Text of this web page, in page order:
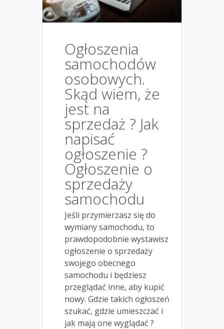
Ogłoszenia
samochodów
osobowych.
Skąd wiem, że
jest na
sprzedaż ? Jak
napisać
ogłoszenie ?
Ogłoszenie o
sprzedaży
samochodu
Jeśli przymierzasz się do
wymiany samochodu, to
prawdopodobnie wystawisz
ogłoszenie o sprzedaży
swojego obecnego
samochodu i będziesz
przeglądać inne, aby kupić
nowy. Gdzie takich ogłoszeń
szukać, gdzie umieszczać i
jak mają one wyglądać ?